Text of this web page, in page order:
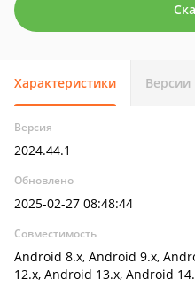
Характеристики Версии
Версия
2024.44.1
Обновлено
2025-02-27 08:48:44
Совместимость
Android 8.x, Android 9.x,
12.x, Android 13.x, Android